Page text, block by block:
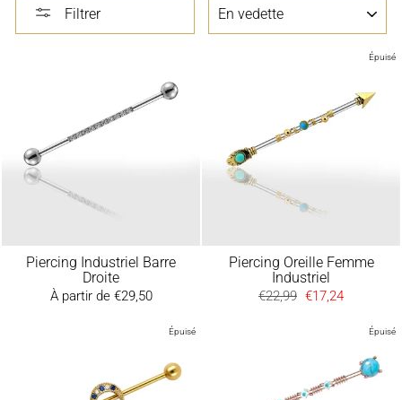
Filtrer
Piercing Industriel Barre
Droite
À partir de €29,50
Épuisé
Piercing Oreille Femme
Industriel
Prix
€22,99 Prix
€17,24
Épuisé Épuisé